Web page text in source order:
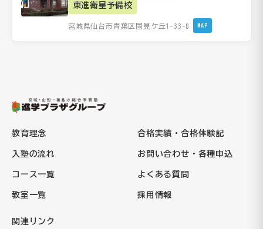
東進衛星予備校
宮城県仙台市青葉区国見ケ丘1-33-8 MAP
教育理念
入塾の流れ
コース一覧
教室一覧
合格実績・合格体験記
お問い合わせ・各種申込
よくある質問
採用情報
関連リンク